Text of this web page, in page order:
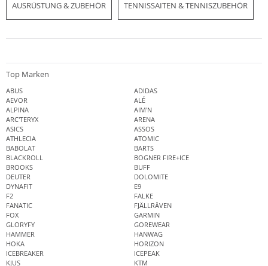
AUSRÜSTUNG & ZUBEHÖR TENNISSAITEN & TENNISZUBEHÖR
Top Marken
ABUS
ADIDAS
AEVOR
ALÉ
ALPINA
AIM'N
ARC'TERYX
ARENA
ASICS
ASSOS
ATHLECIA
ATOMIC
BABOLAT
BARTS
BLACKROLL
BOGNER FIRE+ICE
BROOKS
BUFF
DEUTER
DOLOMITE
DYNAFIT
E9
F2
FALKE
FANATIC
FJÄLLRÄVEN
FOX
GARMIN
GLORYFY
GOREWEAR
HAMMER
HANWAG
HOKA
HORIZON
ICEBREAKER
ICEPEAK
KJUS
KTM